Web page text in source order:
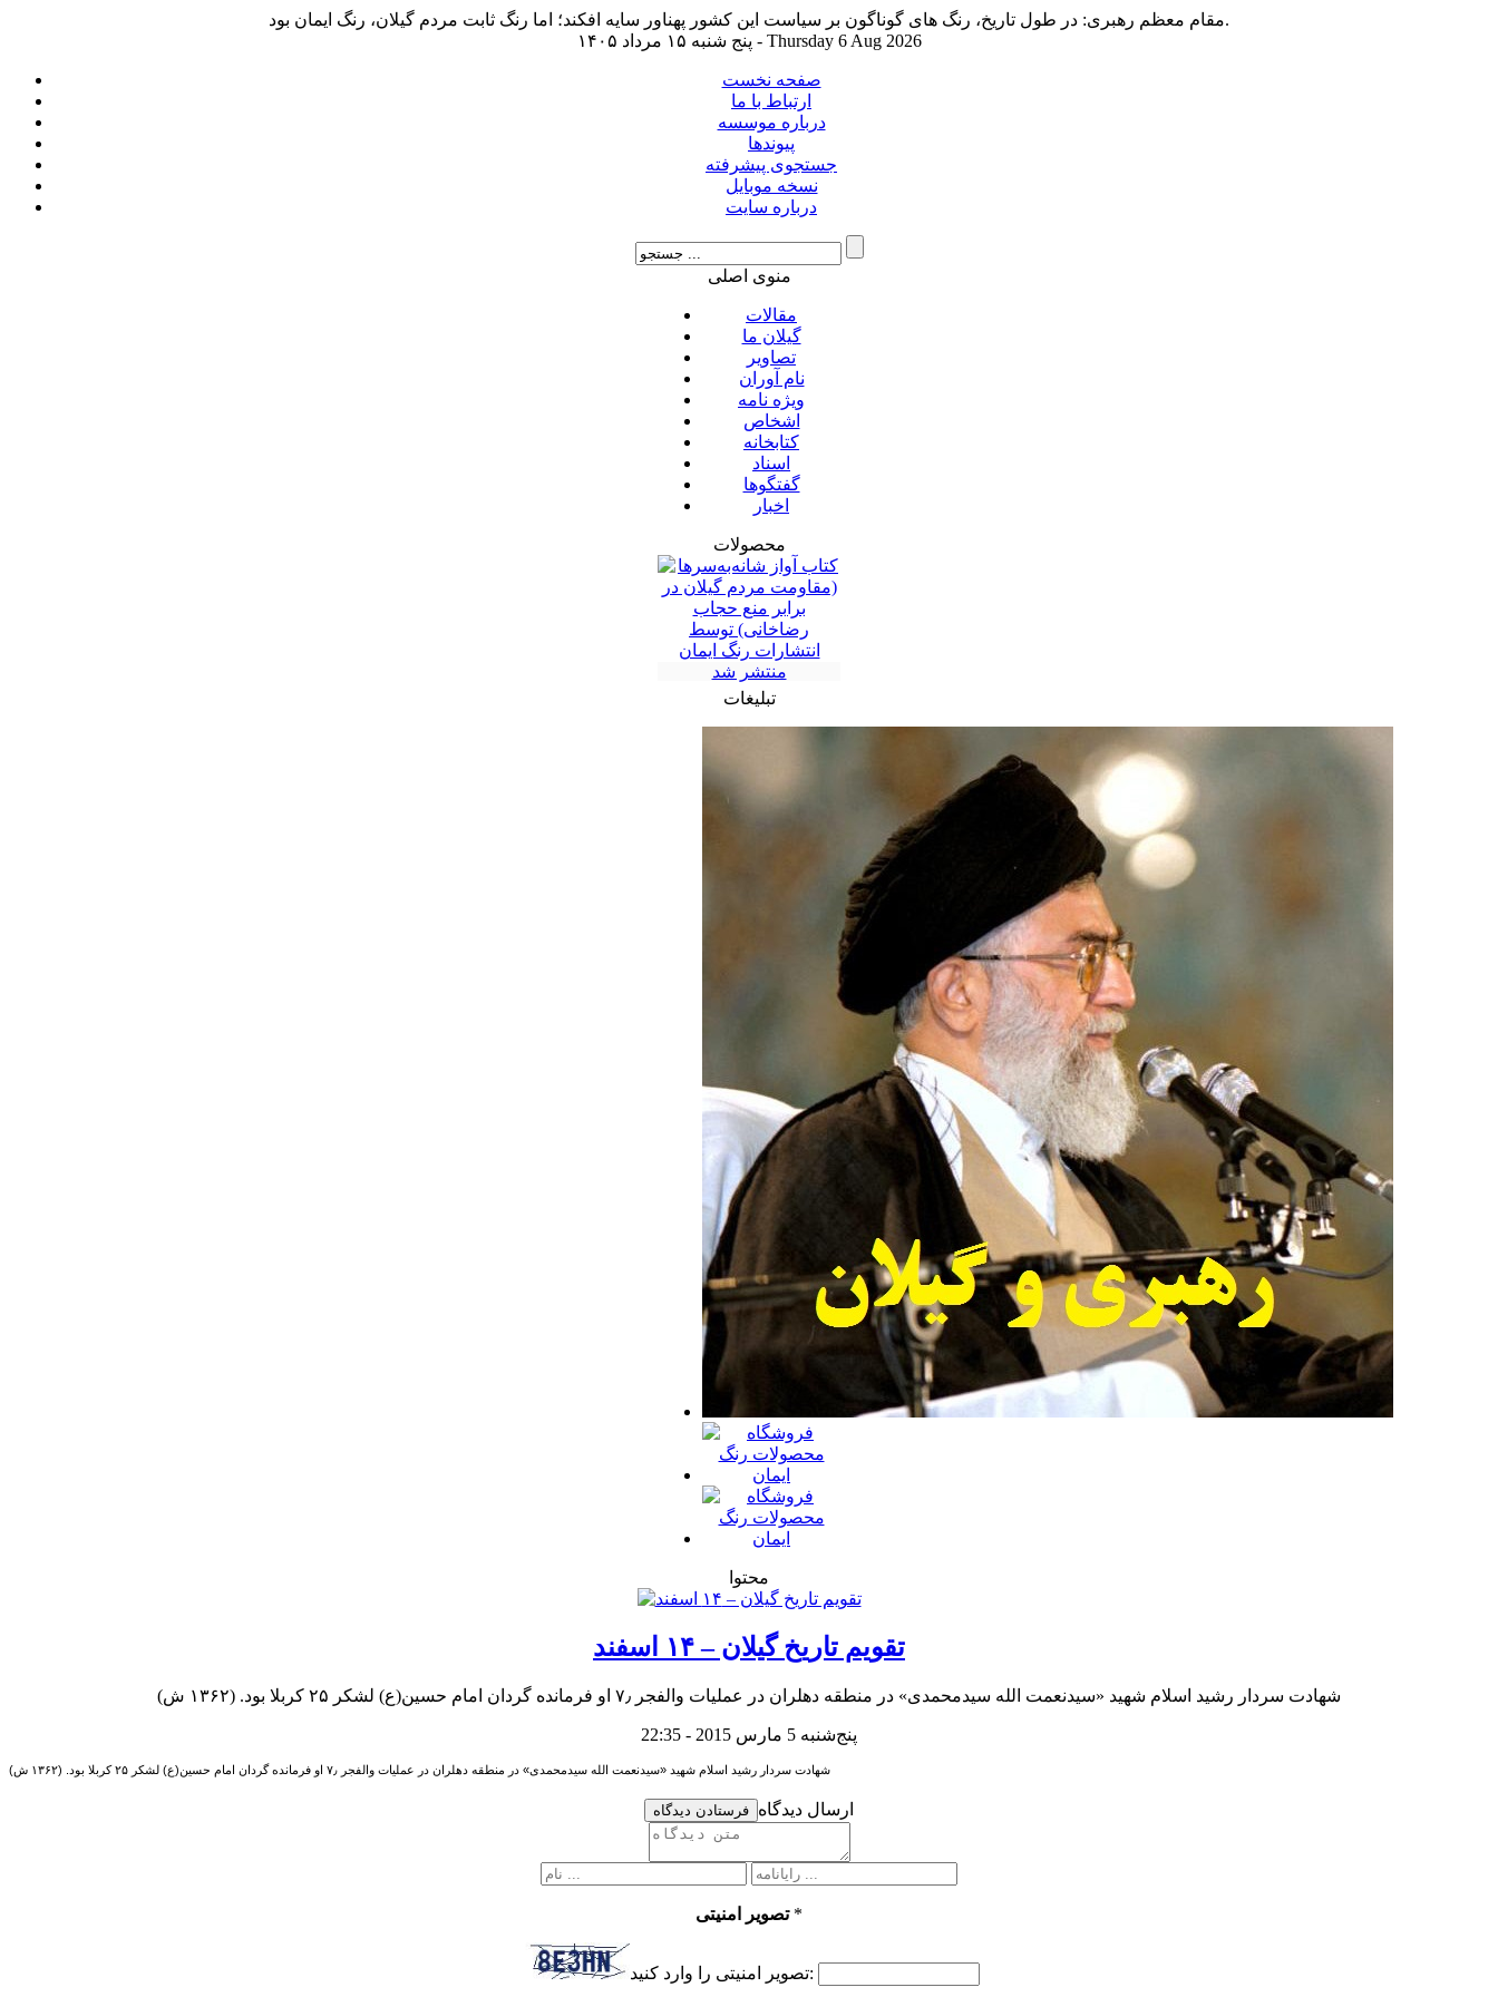
مقام معظم رهبری: در طول تاریخ، رنگ های گوناگون بر سیاست این کشور پهناور سایه افکند؛ اما رنگ ثابت مردم گیلان، رنگ ایمان بود.
پنج شنبه ۱۵ مرداد ۱۴۰۵ - Thursday 6 Aug 2026
صفحه نخست
ارتباط با ما
درباره موسسه
پیوندها
جستجوی پیشرفته
نسخه موبایل
درباره سایت
منوی اصلی
مقالات
گیلان ما
تصاویر
نام آوران
ویژه نامه
اشخاص
کتابخانه
اسناد
گفتگوها
اخبار
محصولات
تبلیغات
محتوا
تقویم تاریخ گیلان – ۱۴ اسفند
شهادت سردار رشید اسلام شهید «سیدنعمت الله سیدمحمدی» در منطقه دهلران در عملیات والفجر ۷٫ او فرمانده گردان امام حسین(ع) لشکر ۲۵ کربلا بود. (۱۳۶۲ ش)
پنج‌شنبه 5 مارس 2015 - 22:35
شهادت سردار رشید اسلام شهید «سیدنعمت الله سیدمحمدی» در منطقه دهلران در عملیات والفجر ۷٫ او فرمانده گردان امام حسین(ع) لشکر ۲۵ کربلا بود. (۱۳۶۲ ش)
فرستادن دیدگاه ارسال دیدگاه
تصویر امنیتی *
تصویر امنیتی را وارد کنید: